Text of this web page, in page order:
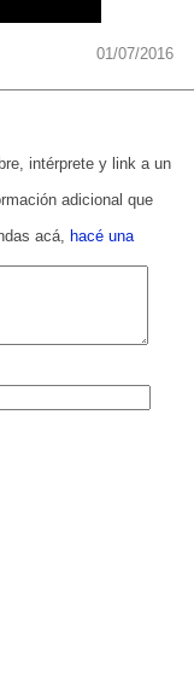
01/07/2016
intérprete y link a un
adicional que
acá,
hacé una